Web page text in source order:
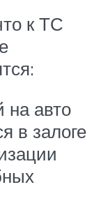
к ТС
на авто
в залоге